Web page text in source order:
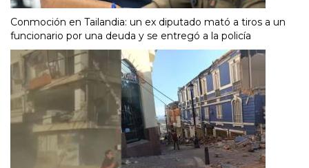
Conmoción en Tailandia: un ex diputado mató a tiros a un
funcionario por una deuda y se entregó a la policía